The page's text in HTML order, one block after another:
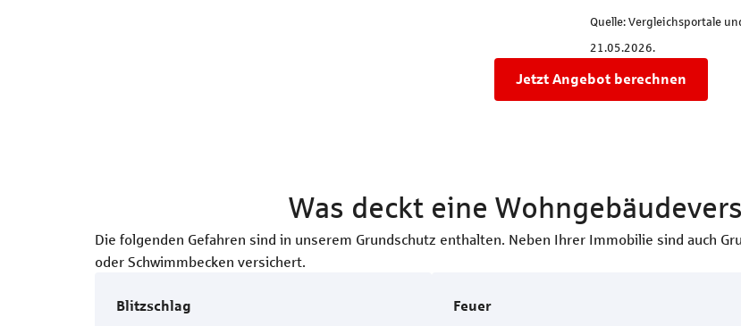
Quelle: Vergleichsportale
21.05.2026.
Jetzt Angebot berechnen
Was deckt eine
Die folgenden Gefahren sind in unserem Grundschutz enthalten. Neben Ihrer Immobilie sind auch
oder Schwimmbecken versichert.
Blitzschlag Feuer